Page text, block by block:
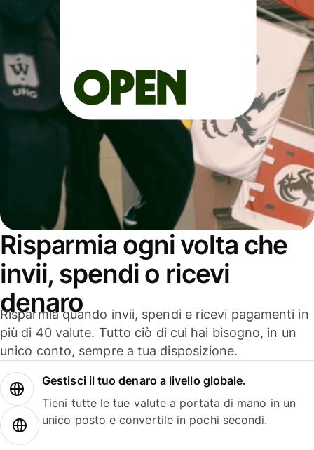
Risparmia ogni volta che
invii, spendi o ricevi
denaro
Risparmia quando invii, spendi e ricevi pagamenti in
più di 40 valute. Tutto ciò di cui hai bisogno, in un
unico conto, sempre a tua disposizione.
Gestisci il tuo denaro a livello globale.
Tieni tutte le tue valute a portata di mano in un
unico posto e convertile in pochi secondi.